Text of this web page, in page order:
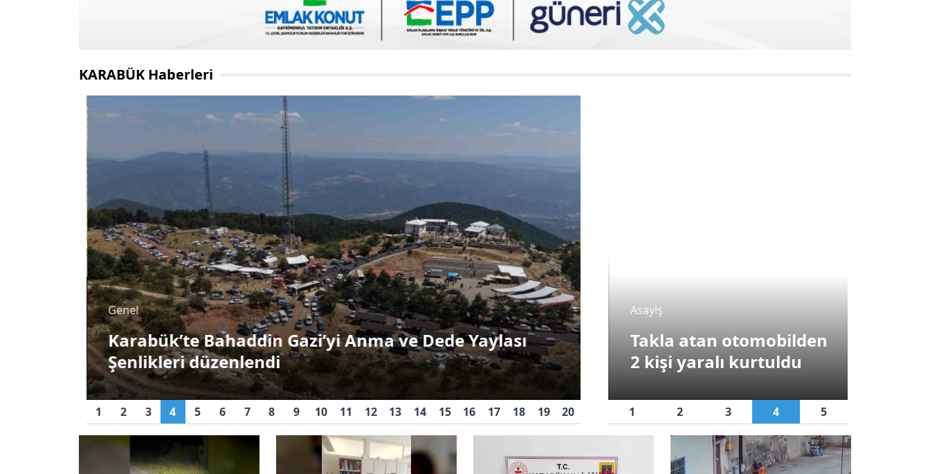
KARABÜK Haberleri
Genel
Karabük’te Bahaddin Gazi’yi Anma ve Dede Yaylası
Şenlikleri düzenlendi
Asayiş
Karabük’te iki otomobil çarpıştı: 1’i
1 2 3 4 5 6 7 8 9 10 11 12 13 14 15 16 17 18 19 20
çarptı: 1’i
Asayiş
Karabük’te 241
uyuşturucu hap ele
geçti
Asayiş
Karabük’te sentetik
ecza operasyonu: 2
gözaltı
Asayiş
Takla atan otomobilden
2 kişi yaralı kurtuldu
1 2 3 4 5